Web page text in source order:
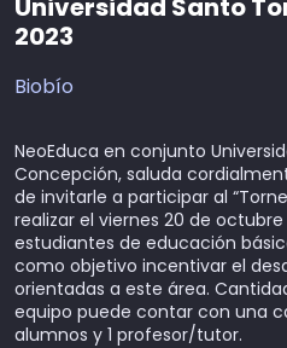
Universidad Santo
2023
Biobío
NeoEduca en conjunto
Concepción, saluda
de invitarle a participar al
realizar el viernes 20 de
estudiantes de educación
como objetivo incentivar el
orientadas a este área.
equipo puede contar con una
alumnos y 1 profesor/tutor.